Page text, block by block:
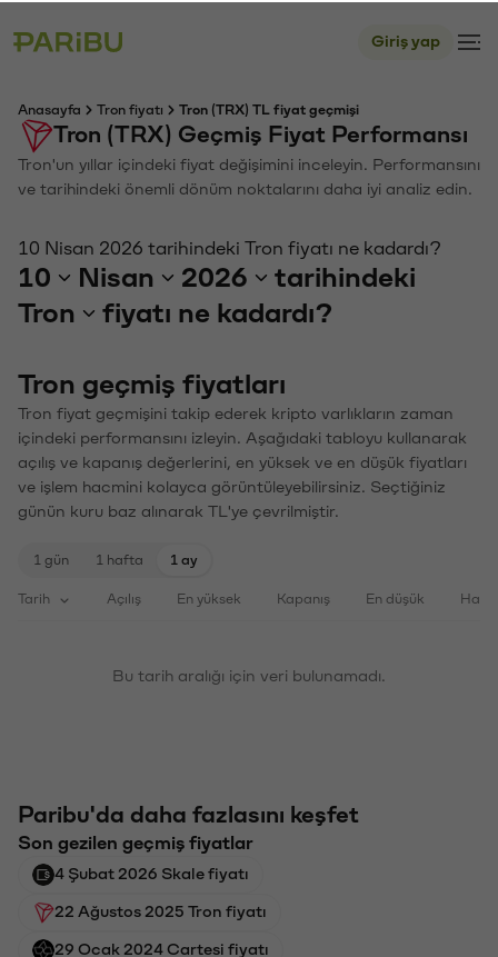
Giriş yap
Anasayfa Tron fiyatı Tron (TRX) TL fiyat geçmişi
Tron (TRX) Geçmiş Fiyat Performansı
Tron'un yıllar içindeki fiyat değişimini inceleyin. Performansını
ve tarihindeki önemli dönüm noktalarını daha iyi analiz edin.
10 Nisan 2026 tarihindeki Tron fiyatı ne kadardı?
10 Nisan 2026
tarihindeki
Tron
fiyatı ne kadardı?
Tron geçmiş fiyatları
Tron fiyat geçmişini takip ederek kripto varlıkların zaman
içindeki performansını izleyin. Aşağıdaki tabloyu kullanarak
açılış ve kapanış değerlerini, en yüksek ve en düşük fiyatları
ve işlem hacmini kolayca görüntüleyebilirsiniz. Seçtiğiniz
günün kuru baz alınarak TL'ye çevrilmiştir.
1 gün 1 hafta 1 ay
Tarih Açılış En yüksek Kapanış En düşük
Bu tarih aralığı için veri bulunamadı.
Paribu'da daha fazlasını keşfet
Son gezilen geçmiş fiyatlar
4 Şubat 2026 Skale fiyatı
22 Ağustos 2025 Tron fiyatı
29 Ocak 2024 Cartesi fiyatı